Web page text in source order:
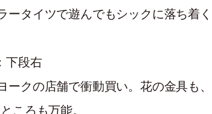
ータイツで遊んでもシックに落ち着く
下段右
ークの店舗で衝動買い。花の金具も
ころも万能。